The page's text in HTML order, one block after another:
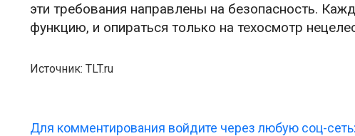
эти требования направлены на безопасность.
функцию, и опираться только на техосмотр
Источник: TLT.ru
Для комментирования войдите через любую соц-сеть: